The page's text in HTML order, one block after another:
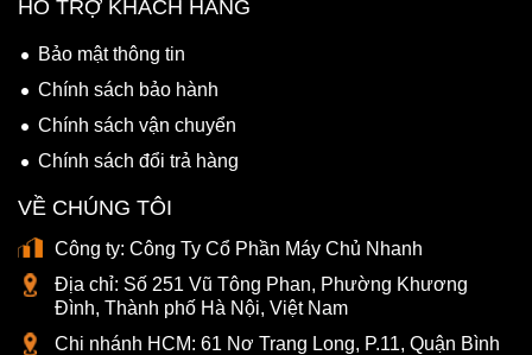
HỖ TRỢ KHÁCH HÀNG
Bảo mật thông tin
Chính sách bảo hành
Chính sách vận chuyển
Chính sách đổi trả hàng
VỀ CHÚNG TÔI
Công ty: Công Ty Cổ Phần Máy Chủ Nhanh
Địa chỉ: Số 251 Vũ Tông Phan, Phường Khương
Đình, Thành phố Hà Nội, Việt Nam
Chi nhánh HCM: 61 Nơ Trang Long, P.11, Quận Bình